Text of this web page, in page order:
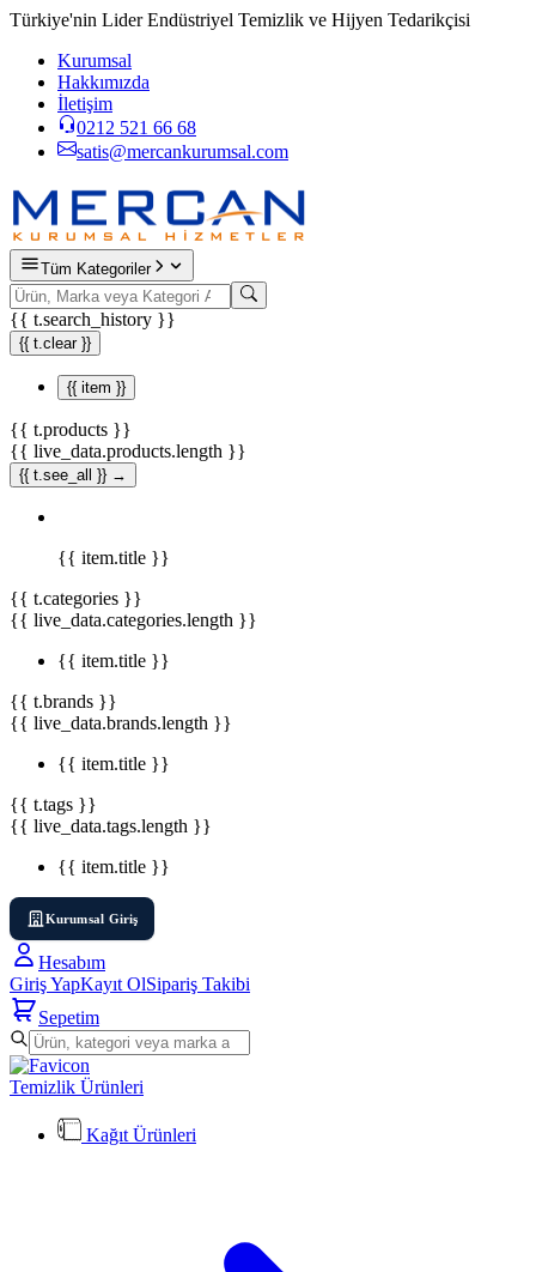
Türkiye'nin Lider Endüstriyel Temizlik ve Hijyen Tedarikçisi
Kurumsal
Hakkımızda
İletişim
0212 521 66 68
satis@mercankurumsal.com
Tüm Kategoriler
{{ t.search_history }}
{{ t.clear }}
{{ item }}
{{ t.products }}
{{ live_data.products.length }}
{{ t.see_all }} →
{{ item.title }}
{{ t.categories }}
{{ live_data.categories.length }}
{{ item.title }}
{{ t.brands }}
{{ live_data.brands.length }}
{{ item.title }}
{{ t.tags }}
{{ live_data.tags.length }}
{{ item.title }}
Kurumsal Giriş
Hesabım
Giriş YapKayıt OlSipariş Takibi
Sepetim
Temizlik Ürünleri
Kağıt Ürünleri